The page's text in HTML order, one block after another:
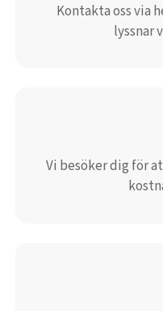
Kontakta oss via
lyssnar
Vi besöker dig för